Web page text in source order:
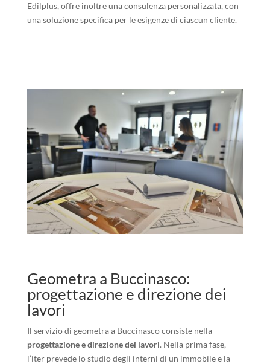
Edilplus, offre inoltre una consulenza personalizzata, con
una soluzione specifica per le esigenze di ciascun cliente.
Geometra a Buccinasco:
progettazione e direzione dei
lavori
Il servizio di geometra a Buccinasco consiste nella
progettazione e direzione dei lavori. Nella prima fase,
l’iter prevede lo studio degli interni di un immobile e la